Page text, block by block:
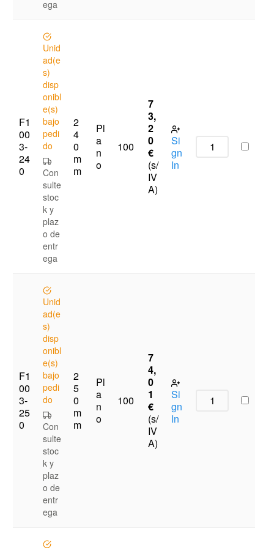
ega
F1
00
3-
24
0
Unid
ad(e
s)
disp
onibl
e(s)
bajo
pedi
do
Con
sulte
stoc
k y
plaz
o de
entr
ega
2
4
0
m
m
Pl
a
n
o
100
7
3,
2
0
€
(s/
IV
A)
Si
gn
In
F1
00
3-
25
0
Unid
ad(e
s)
disp
onibl
e(s)
bajo
pedi
do
Con
sulte
stoc
k y
plaz
o de
entr
ega
2
5
0
m
m
Pl
a
n
o
100
7
4,
0
1
€
(s/
IV
A)
Si
gn
In